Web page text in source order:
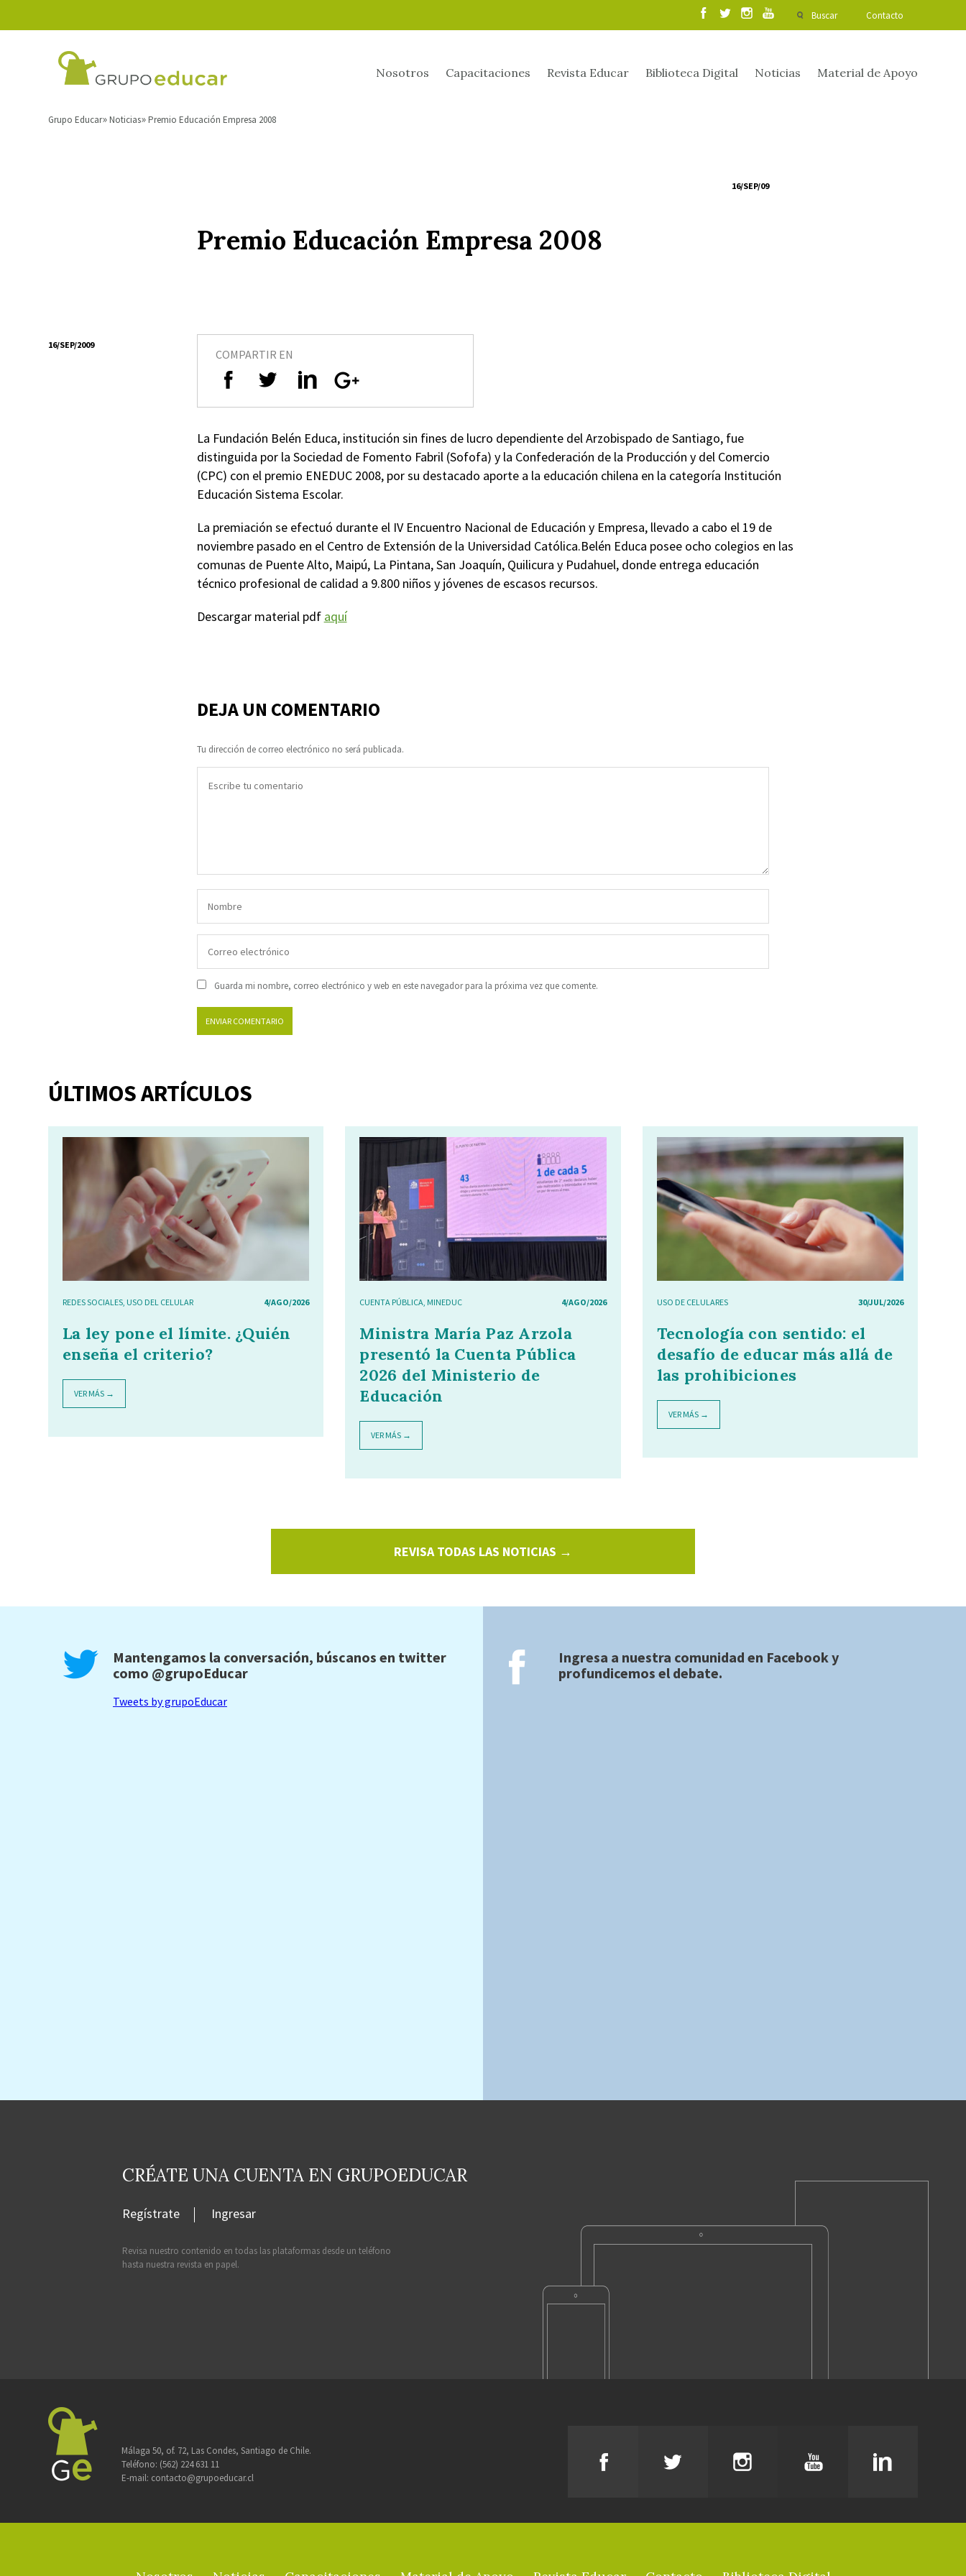
Buscar Contacto
Nosotros Capacitaciones Revista Educar Biblioteca Digital Noticias Material de Apoyo
Grupo Educar Noticias Premio Educación Empresa 2008
16/SEP/09
Premio Educación Empresa 2008
16/SEP/2009
COMPARTIR EN
La Fundación Belén Educa, institución sin fines de lucro dependiente del Arzobispado de Santiago, fue
distinguida por la Sociedad de Fomento Fabril (Sofofa) y la Confederación de la Producción y del Comercio
(CPC) con el premio ENEDUC 2008, por su destacado aporte a la educación chilena en la categoría Institución
Educación Sistema Escolar.
La premiación se efectuó durante el IV Encuentro Nacional de Educación y Empresa, llevado a cabo el 19 de
noviembre pasado en el Centro de Extensión de la Universidad Católica.Belén Educa posee ocho colegios en las
comunas de Puente Alto, Maipú, La Pintana, San Joaquín, Quilicura y Pudahuel, donde entrega educación
técnico profesional de calidad a 9.800 niños y jóvenes de escasos recursos.
Descargar material pdf aquí
DEJA UN COMENTARIO
Tu dirección de correo electrónico no será publicada.
Guarda mi nombre, correo electrónico y web en este navegador para la próxima vez que comente.
ÚLTIMOS ARTÍCULOS
REDES SOCIALES, USO DEL CELULAR 4/AGO/2026
La ley pone el límite. ¿Quién
enseña el criterio?
VER MÁS →
CUENTA PÚBLICA, MINEDUC 4/AGO/2026
Ministra María Paz Arzola
presentó la Cuenta Pública
2026 del Ministerio de
Educación
VER MÁS →
USO DE CELULARES 30/JUL/2026
Tecnología con sentido: el
desafío de educar más allá de
las prohibiciones
VER MÁS →
REVISA TODAS LAS NOTICIAS →
Mantengamos la conversación, búscanos en twitter
como @grupoEducar
Tweets by grupoEducar
Ingresa a nuestra comunidad en Facebooky
profundicemos el debate.
CRÉATE UNA CUENTA EN GRUPOEDUCAR
Regístrate Ingresar
Revisa nuestro contenido en todas las plataformas desde un teléfono
hasta nuestra revista en papel.
Málaga 50, of. 72, Las Condes, Santiago de Chile.
Teléfono: (562) 224 631 11
E-mail: contacto@grupoeducar.cl